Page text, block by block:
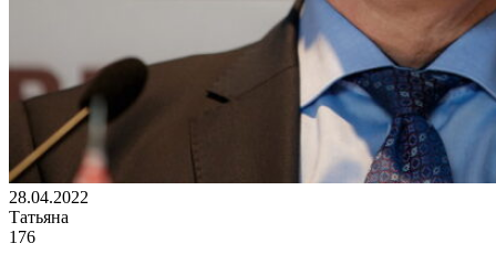
28.04.2022
Татьяна
176